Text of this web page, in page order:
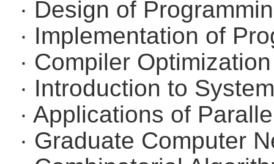
· Design of
· Implementation of
· Compiler
· Introduction to
· Applications of
· Graduate Computer